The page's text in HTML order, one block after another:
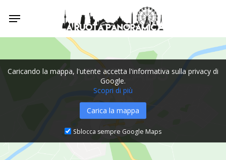
main
Menu
Caricando la mappa, l'utente accetta l'informativa sulla privacy di
Google.
Scopri di più
Carica la mappa
Sblocca sempre Google Maps